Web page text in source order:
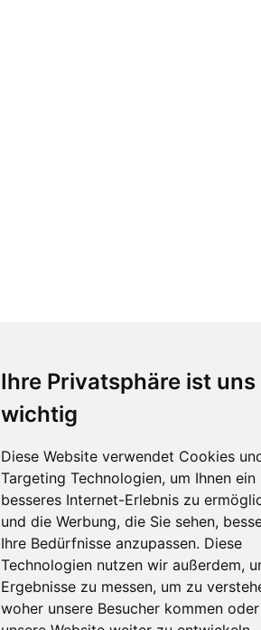
Ihre Privatsphäre ist uns
wichtig
Diese Website verwendet Cookies
Targeting Technologien, um Ihnen ein
besseres Internet-Erlebnis zu
und die Werbung, die Sie sehen,
Ihre Bedürfnisse anzupassen. Diese
Technologien nutzen wir außerdem,
Ergebnisse zu messen, um zu
woher unsere Besucher kommen